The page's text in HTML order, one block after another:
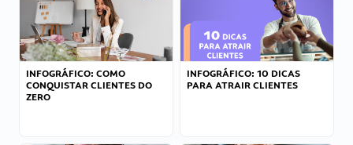
INFOGRÁFICO: COMO
CONQUISTAR CLIENTES DO
ZERO
INFOGRÁFICO: 10 DICAS
PARA ATRAIR CLIENTES